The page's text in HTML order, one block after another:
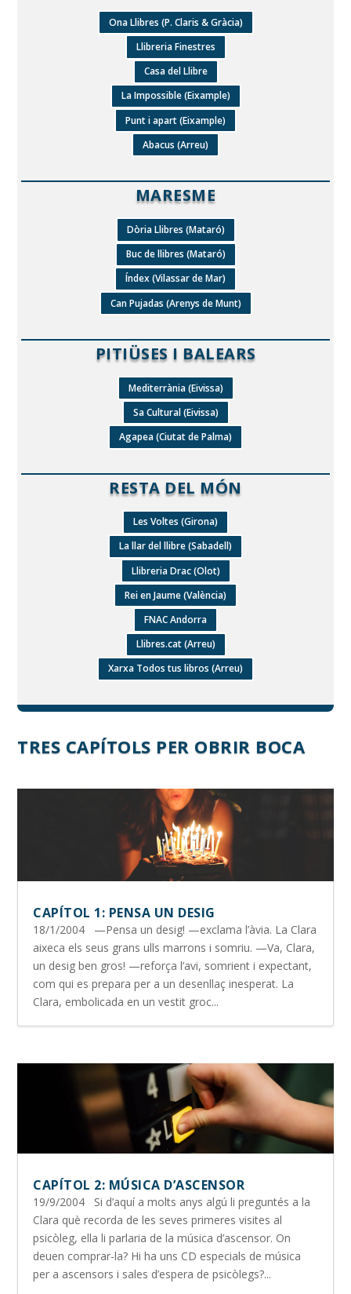
Ona Llibres (P. Claris & Gràcia)
Llibreria Finestres
Casa del Llibre
La Impossible (Eixample)
Punt i apart (Eixample)
Abacus (Arreu)
MARESME
Dòria Llibres (Mataró)
Buc de llibres (Mataró)
Índex (Vilassar de Mar)
Can Pujadas (Arenys de Munt)
PITIÜSES I BALEARS
Mediterrània (Eivissa)
Sa Cultural (Eivissa)
Agapea (Ciutat de Palma)
RESTA DEL MÓN
Les Voltes (Girona)
La llar del llibre (Sabadell)
Llibreria Drac (Olot)
Rei en Jaume (València)
FNAC Andorra
Llibres.cat (Arreu)
Xarxa Todos tus libros (Arreu)
TRES CAPÍTOLS PER OBRIR BOCA
CAPÍTOL 1: PENSA UN DESIG
18/1/2004 —Pensa un desig! —exclama l’àvia. La Clara
aixeca els seus grans ulls marrons i somriu. —Va, Clara,
un desig ben gros! —reforça l’avi, somrient i expectant,
com qui es prepara per a un desenllaç inesperat. La
Clara, embolicada en un vestit groc...
CAPÍTOL 2: MÚSICA D’ASCENSOR
19/9/2004 Si d’aquí a molts anys algú li preguntés a la
Clara què recorda de les seves primeres visites al
psicòleg, ella li parlaria de la música d’ascensor. On
deuen comprar-la? Hi ha uns CD especials de música
per a ascensors i sales d’espera de psicòlegs?...